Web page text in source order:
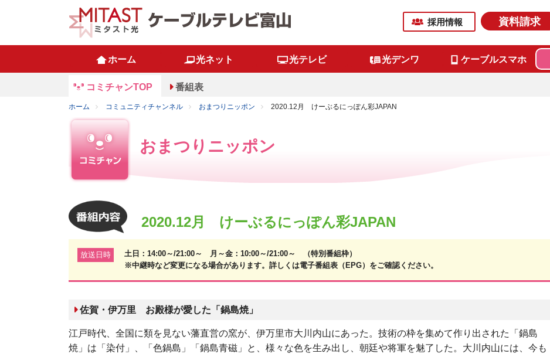
採用情報 資料請求
ホーム 光ネット 光テレビ 光デンワ ケーブルスマホ
コミチャンTOP 番組表
ホーム コミュニティチャンネル おまつりニッポン 2020.12月 けーぶるにっぽん彩JAPAN
おまつりニッポン
2020.12月 けーぶるにっぽん彩JAPAN
放送日時
土日：14:00～/21:00～ 月～金：10:00～/21:00～ （特別番組枠）
※中継時など変更になる場合があります。詳しくは電子番組表（EPG）をご確認ください。
佐賀・伊万里 お殿様が愛した「鍋島焼」
江戸時代、全国に類を見ない藩直営の窯が、伊万里市大川内山にあった。技術の枠を集めて作り出された「鍋島
焼」は「染付」、「色鍋島」「鍋島青磁」と、様々な色を生み出し、朝廷や将軍を魅了した。大川内山には、今も